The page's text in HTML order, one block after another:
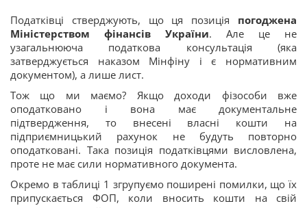
Податківці стверджують, що ця позиція погоджена
Міністерством фінансів України. Але це не
узагальнююча податкова консультація (яка
затверджується наказом Мінфіну і є нормативним
документом), а лише лист.
Тож що ми маємо? Якщо доходи фізособи вже
оподатковано і вона має документальне
підтвердження, то внесені власні кошти на
підприємницький рахунок не будуть повторно
оподатковані. Така позиція податківцями висловлена,
проте не має сили нормативного документа.
Окремо в таблиці 1 згрупуємо поширені помилки, що їх
припускається ФОП, коли вносить кошти на свій